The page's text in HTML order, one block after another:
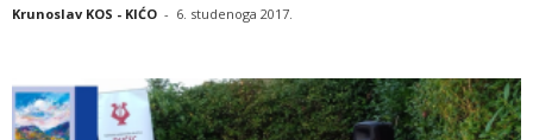
Krunoslav KOS - KIĆO - 6. studenoga 2017.